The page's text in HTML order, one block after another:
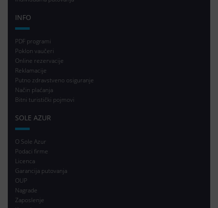
INFO
PDF programi
Poklon vaučeri
Online rezervacije
Reklamacije
Putno zdravstveno osiguranje
Način plaćanja
Bitni turistički pojmovi
SOLE AZUR
O Sole Azur
Podaci firme
Licenca
Garancija putovanja
OUP
Nagrade
Zaposlenje